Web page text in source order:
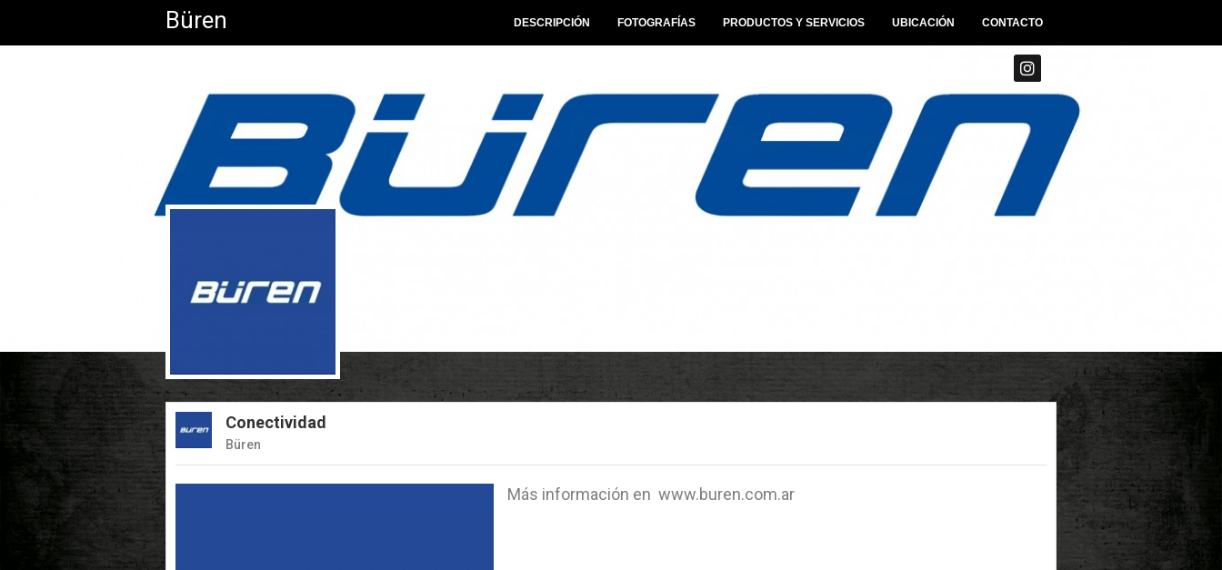
Büren DESCRIPCIÓN FOTOGRAFÍAS PRODUCTOS Y SERVICIOS UBICACIÓN CONTACTO
Conectividad
Büren
Más información en www.buren.com.ar